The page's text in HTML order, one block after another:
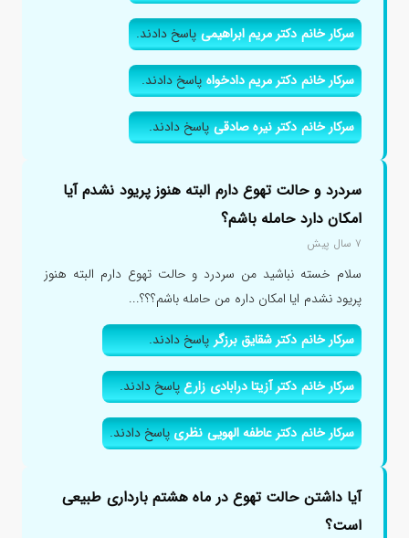
سرکار خانم دکتر مریم ابراهیمیپاسخ دادند.
سرکار خانم دکتر مریم دادخواهپاسخ دادند.
سرکار خانم دکتر نیره صادقیپاسخ دادند.
سردرد و حالت تهوع دارم البته هنوز پریود نشدم آیا
امکان دارد حامله باشم؟
۷ سال پیش
سلام خسته نباشید من سردرد و حالت تهوع دارم البته هنوز
پریود نشدم ایا امکان داره من حامله باشم؟؟؟...
سرکار خانم دکتر شقایق برزگرپاسخ دادند.
سرکار خانم دکتر آزیتا درابادی زارعپاسخ دادند.
سرکار خانم دکتر عاطفه الهویی نظریپاسخ دادند.
آیا داشتن حالت تهوع در ماه هشتم بارداری طبیعی
است؟